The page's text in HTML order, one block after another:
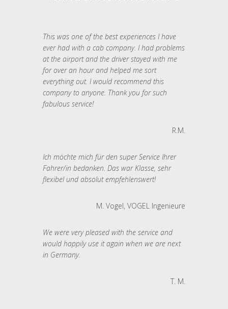
This was one of the best experiences I have
ever had with a cab company. I had problems
at the airport and the driver stayed with me
for over an hour and helped me sort
everything out. I would recommend this
company to anyone. Thank you for such
fabulous service!
R.M.
Ich möchte mich für den super Service Ihrer
Fahrer/in bedanken. Das war Klasse, sehr
flexibel und absolut empfehlenswert!
M. Vogel, VOGEL Ingenieure
We were very pleased with the service and
would happily use it again when we are next
in Germany.
T. M.